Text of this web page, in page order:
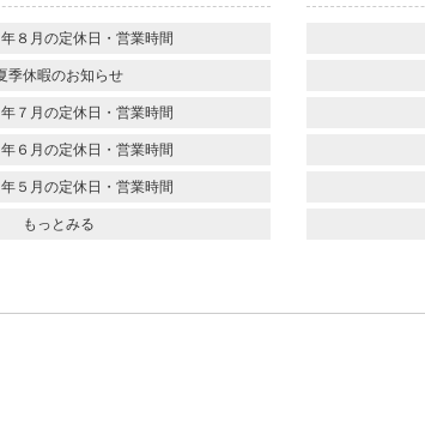
８月の定休日・営業時間
季休暇のお知らせ
７月の定休日・営業時間
６月の定休日・営業時間
５月の定休日・営業時間
もっとみる